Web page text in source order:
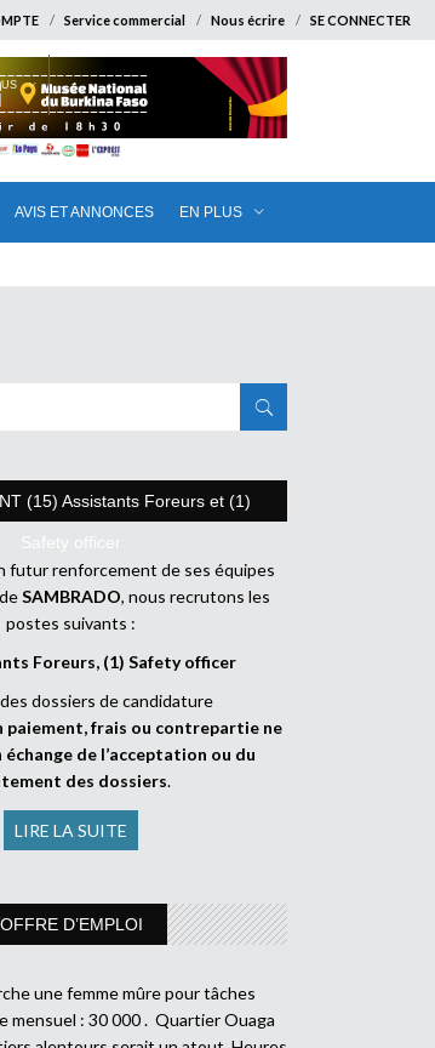
Service commercial Nous écrire SE CONNECTER
AVIS ET ANNONCES EN PLUS
(15) Assistants Foreurs et (1)
Safety officer
futur renforcement de ses équipes
SAMBRADO, nous recrutons les
postes suivants :
Foreurs, (1) Safety officer
dossiers de candidature
paiement, frais ou contrepartie ne
de l’acceptation ou du
des dossiers.
LIRE LA SUITE
OFFRE D’EMPLOI
une femme mûre pour tâches
mensuel : 30 000 . Quartier Ouaga